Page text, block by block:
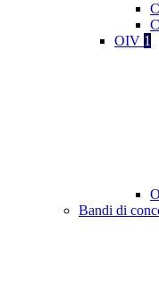
OIV 1
Bandi di